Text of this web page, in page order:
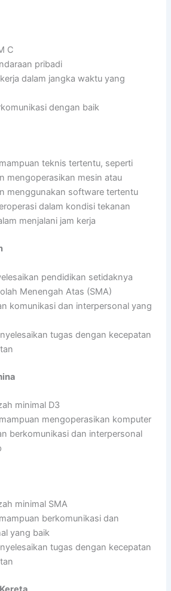
C
pribadi
dalam jangka waktu yang
dengan baik
teknis tertentu, seperti
mengoperasikan mesin atau
menggunakan software tertentu
dalam kondisi tekanan
menjalani jam kerja
pendidikan setidaknya
Menengah Atas (SMA)
komunikasi dan interpersonal yang
tugas dengan kecepatan
minimal D3
mengoperasikan komputer
berkomunikasi dan interpersonal
minimal SMA
berkomunikasi dan
yang baik
tugas dengan kecepatan